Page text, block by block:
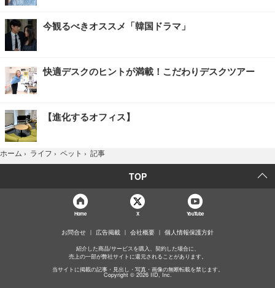
今観るべきオススメ「韓国ドラマ」
快適デスクのヒントが満載！こだわりデスクツアー
【進化するオフィス】
ホーム › ライフ › ペット › 記事
TOP
Home X YouTube
お問合せ 広告掲載 会社概要 個人情報保護方針
紹介した商品/サービスを購入、契約した場合に、
売上の一部が弊社サイトに還元されることがあります。
当サイトに掲載の記事・見出し・写真・画像の無断転載を禁じます。
Copyright © 2026 IID, Inc.